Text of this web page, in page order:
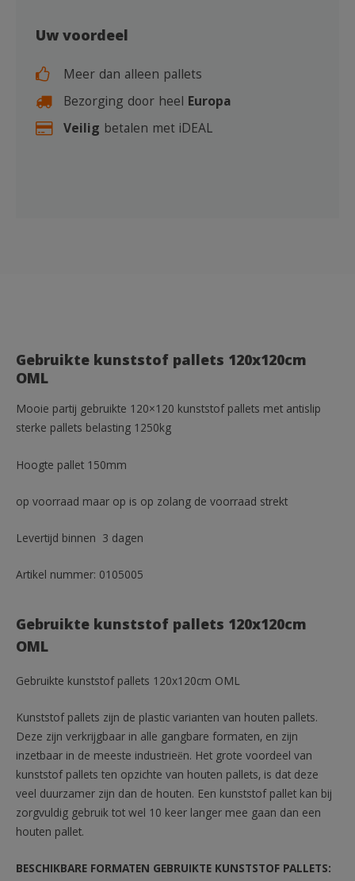
Uw voordeel
Meer dan alleen pallets
Bezorging door heel Europa
Veilig betalen met iDEAL
Gebruikte kunststof pallets 120x120cm
OML
Mooie partij gebruikte 120×120 kunststof pallets met antislip
sterke pallets belasting 1250kg
Hoogte pallet 150mm
op voorraad maar op is op zolang de voorraad strekt
Levertijd binnen 3 dagen
Artikel nummer: 0105005
Gebruikte kunststof pallets 120x120cm
OML
Gebruikte kunststof pallets 120x120cm OML
Kunststof pallets zijn de plastic varianten van houten pallets.
Deze zijn verkrijgbaar in alle gangbare formaten, en zijn
inzetbaar in de meeste industrieën. Het grote voordeel van
kunststof pallets ten opzichte van houten pallets, is dat deze
veel duurzamer zijn dan de houten. Een kunststof pallet kan bij
zorgvuldig gebruik tot wel 10 keer langer mee gaan dan een
houten pallet.
BESCHIKBARE FORMATEN GEBRUIKTE KUNSTSTOF PALLETS: